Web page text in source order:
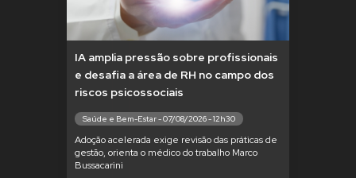
IA amplia pressão sobre profissionais
e desafia a área de RH no campo dos
riscos psicossociais
Saúde e Bem-Estar - 07/08/2026 - 12h30
Adoção acelerada exige revisão das práticas de
gestão, orienta o médico do trabalho Marco
Bussacarini